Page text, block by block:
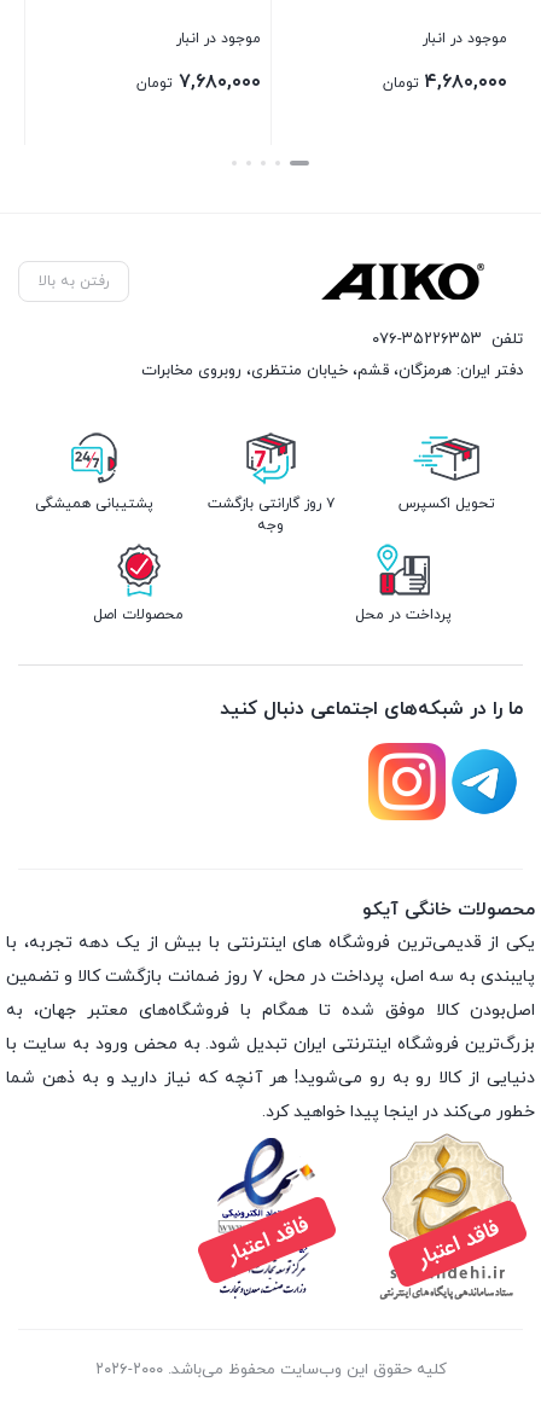
موجود در انبار
۷,۶۸۰,۰۰۰
موجود در انبار
۱۱,۲۲۰,۰۰۰
رفتن به بالا
تلفن ۰۷۶-۳۵۲۲۶۳۵۳
دفتر ایران: هرمزگان، قشم، خیابان منتظری، روبروی مخابرات
تحویل اکسپرس
۷ روز گارانتی بازگشت
وجه
پشتیبانی همیشگی
پرداخت در محل محصولات اصل
ما را در شبکه‌های اجتماعی دنبال کنید
محصولات خانگی آیکو
یکی از قدیمی‌ترین فروشگاه های اینترنتی با بیش از یک دهه تجربه، با
پایبندی به سه اصل، پرداخت در محل، ۷ روز ضمانت بازگشت کالا و تضمین
اصل‌بودن کالا موفق شده تا همگام با فروشگاه‌های معتبر جهان، به
بزرگ‌ترین فروشگاه اینترنتی ایران تبدیل شود. به محض ورود به سایت با
دنیایی از کالا رو به رو می‌شوید! هر آنچه که نیاز دارید و به ذهن شما
خطور می‌کند در اینجا پیدا خواهید کرد.
کلیه حقوق این وب‌سایت محفوظ می‌باشد. ۲۰۰۰-۲۰۲۶